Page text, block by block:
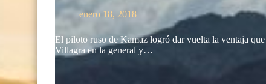
enero 18, 2018
El piloto ruso de Kamaz logró dar vuelta la ventaja
Villagra en la general y…